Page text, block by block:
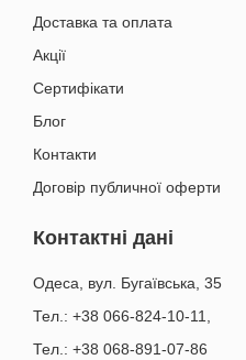
Доставка та оплата
Акції
Сертифікати
Блог
Контакти
Договір публичної оферти
Контактні дані
Одеса, вул. Бугаївська, 35
Тел.: +38 066-824-10-11
Тел.: +38 068-891-07-86